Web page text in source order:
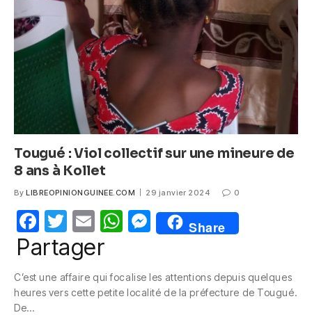
Tougué : Viol collectif sur une mineure de
8 ans à Kollet
By LIBREOPINIONGUINEE.COM 29 janvier 2024 0
F
a
e
T
w
itt
er
E
m
W
s
M
e
e
Share
Partager
C’est une affaire qui focalise les attentions depuis quelques
heures vers cette petite localité de la préfecture de Tougué.
De…